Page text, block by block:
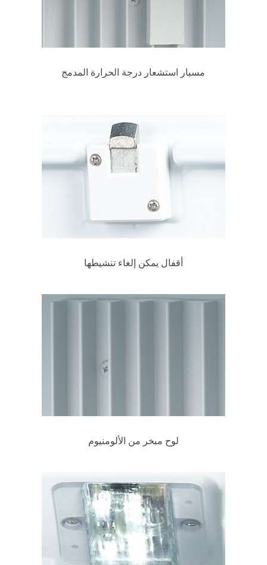
مسبار استشعار درجة الحرارة المدمج
أقفال يمكن إلغاء تنشيطها
لوح مبخر من الألومنيوم